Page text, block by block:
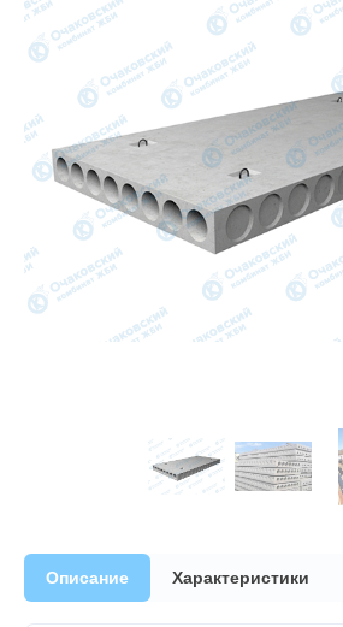
Описание Характеристики